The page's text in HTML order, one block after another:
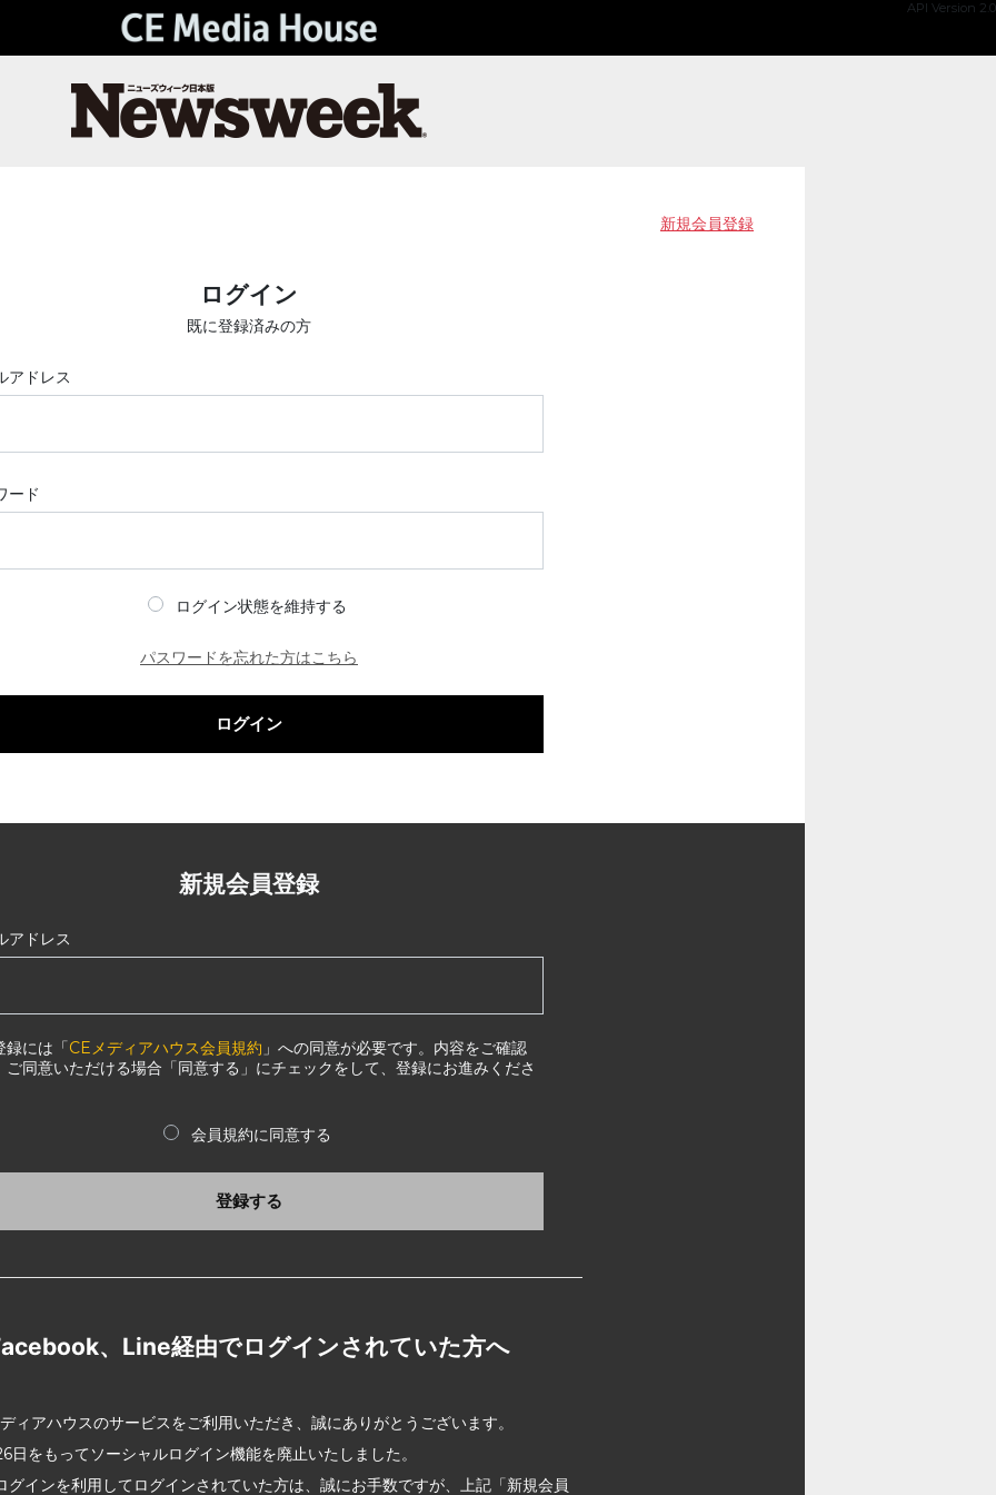
API Version 2.0
新規会員登録
ログイン
既に登録済みの方
アドレス
ード
ログイン状態を維持する
パスワードを忘れた方はこちら
ログイン
新規会員登録
アドレス
録には「CEメディアハウス会員規約 」への同意が必要です。内容をご確認
ご同意いただける場合「同意する」にチェックをして、登録にお進みくださ
会員規約に同意する
登録する
、Line経由でログインされていた方へ
ィアハウスのサービスをご利用いただき、誠にありがとうございます。
日をもってソーシャルログイン機能を廃止いたしました。
グインを利用してログインされていた方は、誠にお手数ですが、上記「新規会員